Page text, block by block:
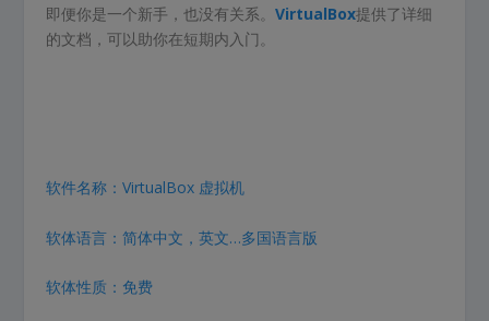
即便你是一个新手，也没有关系。VirtualBox提供了详细
的文档，可以助你在短期内入门。
软件名称：VirtualBox 虚拟机
软体语言：简体中文，英文…多国语言版
软体性质：免费